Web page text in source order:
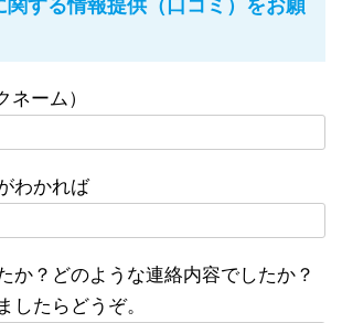
関する情報提供（口コミ）をお願
ネーム）
わかれば
か？どのような連絡内容でしたか？
したらどうぞ。